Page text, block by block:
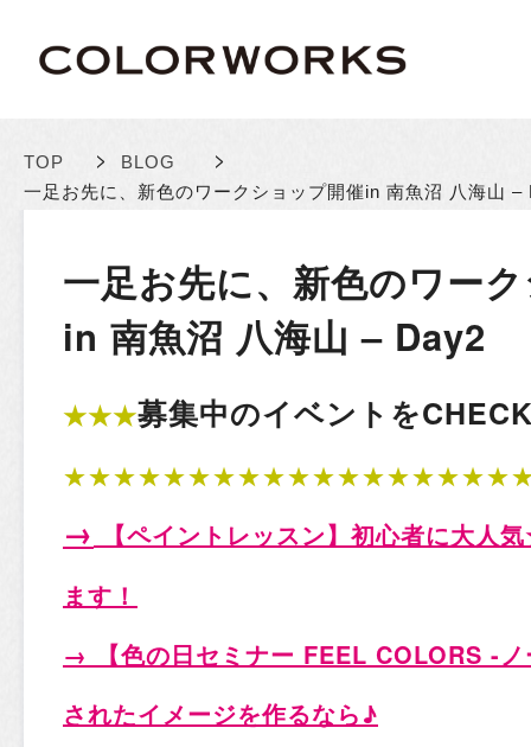
TOP > BLOG >
一足お先に、新色のワークショップ開催in 南魚沼 八海山 –
一足お先に、新色のワー
in 南魚沼 八海山 – Day2
★★★募集中のイベントを
→ 【ペイントレッスン】初心者に大人
ます！
→ 【色の日セミナー FEEL COLORS -
されたイメージを作るなら♪